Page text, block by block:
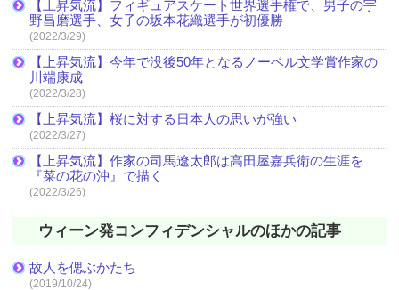
【上昇気流】フィギュアスケート世界選手権で、男子の宇
野昌磨選手、女子の坂本花織選手が初優勝
(2022/3/29)
【上昇気流】今年で没後50年となるノーベル文学賞作家の
川端康成
(2022/3/28)
【上昇気流】桜に対する日本人の思いが強い
(2022/3/27)
【上昇気流】作家の司馬遼太郎は高田屋嘉兵衛の生涯を
『菜の花の沖』で描く
(2022/3/26)
ウィーン発コンフィデンシャルのほかの記事
故人を偲ぶかたち
(2019/10/24)